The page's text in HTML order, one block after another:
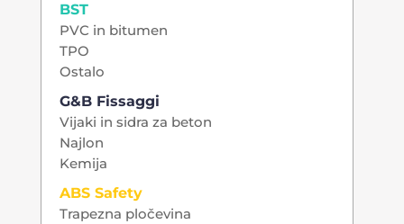
BST
PVC in bitumen
TPO
Ostalo
G&B Fissaggi
Vijaki in sidra za beton
Najlon
Kemija
ABS Safety
Trapezna pločevina